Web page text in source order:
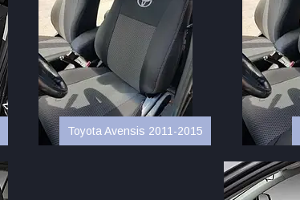
Toyota Avensis 2011-2015